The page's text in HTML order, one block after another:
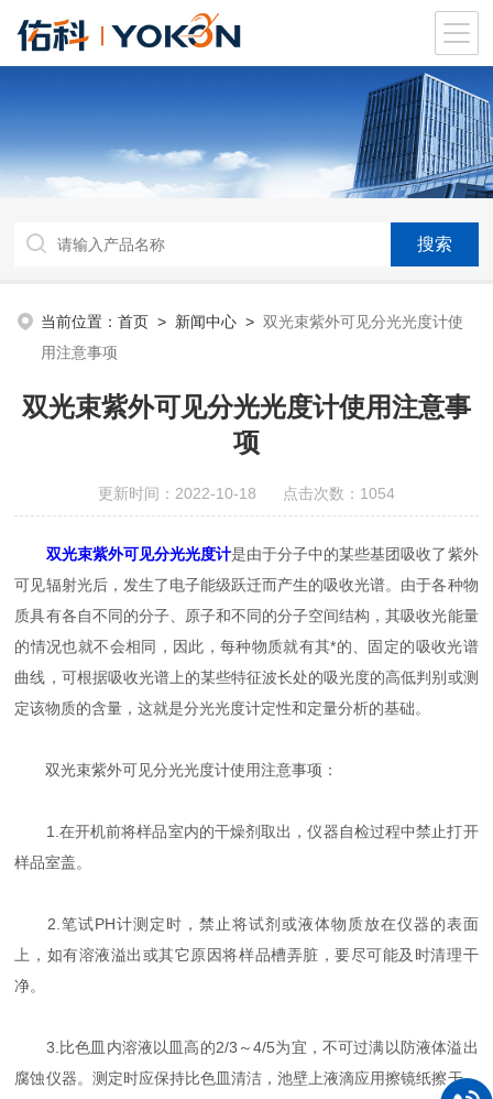
当前位置：首页 > 新闻中心 >双光束紫外可见分光光度计使
用注意事项
双光束紫外可见分光光度计使用注意事
项
更新时间：2022-10-18 点击次数：1054
双光束紫外可见分光光度计是由于分子中的某些基团吸收了紫外
可见辐射光后，发生了电子能级跃迁而产生的吸收光谱。由于各种物
质具有各自不同的分子、原子和不同的分子空间结构，其吸收光能量
的情况也就不会相同，因此，每种物质就有其*的、固定的吸收光谱
曲线，可根据吸收光谱上的某些特征波长处的吸光度的高低判别或测
定该物质的含量，这就是分光光度计定性和定量分析的基础。
双光束紫外可见分光光度计使用注意事项：
1.在开机前将样品室内的干燥剂取出，仪器自检过程中禁止打开
样品室盖。
2.笔试PH计测定时，禁止将试剂或液体物质放在仪器的表面
上，如有溶液溢出或其它原因将样品槽弄脏，要尽可能及时清理干
净。
3.比色皿内溶液以皿高的2/3～4/5为宜，不可过满以防液体溢出
腐蚀仪器。测定时应保持比色皿清洁，池壁上液滴应用擦镜纸擦干，